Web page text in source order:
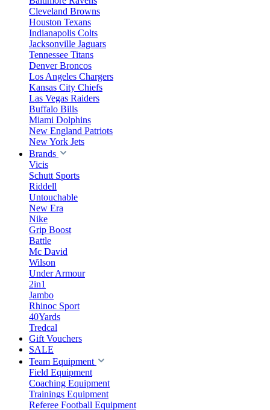
Cleveland Browns
Houston Texans
Indianapolis Colts
Jacksonville Jaguars
Tennessee Titans
Denver Broncos
Los Angeles Chargers
Kansas City Chiefs
Las Vegas Raiders
Buffalo Bills
Miami Dolphins
New England Patriots
New York Jets
Brands
Vicis
Schutt Sports
Riddell
Untouchable
New Era
Nike
Grip Boost
Battle
Mc David
Wilson
Under Armour
2in1
Jambo
Rhinoc Sport
40Yards
Tredcal
Gift Vouchers
SALE
Team Equipment
Field Equipment
Coaching Equipment
Trainings Equipment
Referee Football Equipment